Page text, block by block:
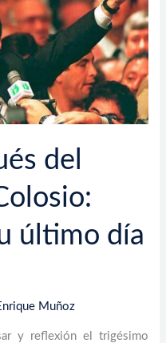
del
último día
Muñoz
y reflexión el trigésimo